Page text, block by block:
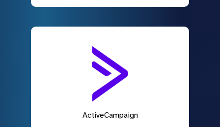
ActiveCampaign